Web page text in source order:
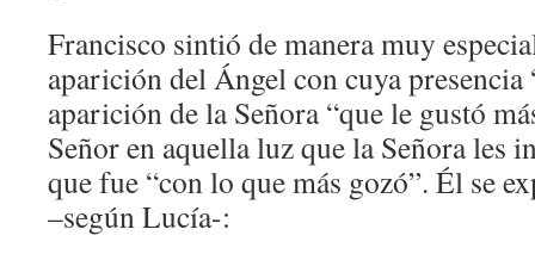
Francisco sintió de manera muy
aparición del Ángel con cuya
aparición de la Señora “que le gustó
Señor en aquella luz que la Señora les
que fue “con lo que más gozó”. Él se
–según Lucía-: